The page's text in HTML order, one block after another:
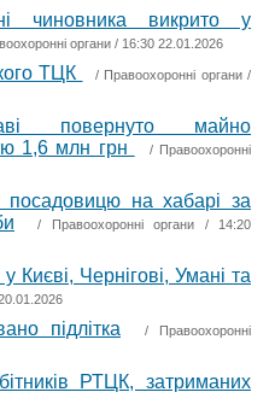
чиновника викрито у
органи / 16:30 22.01.2026
ТЦК / Правоохоронні органи/
повернуто майно
1,6 млн грн
/ Правоохоронні
посадовицю на хабарі за
/ Правоохоронні органи / 14:20
Києві, Чернігові, Умані та
підлітка / Правоохоронні
РТЦК, затриманих